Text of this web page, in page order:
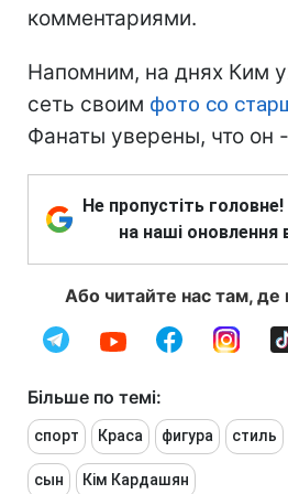
комментариями.
Напомним, на днях Ким
сеть своим фото со
Фанаты уверены, что он
Не пропустіть
на наші оновлення
Або читайте нас там, де
Більше по темі:
спорт Краса фигура стиль
сын Кім Кардашян